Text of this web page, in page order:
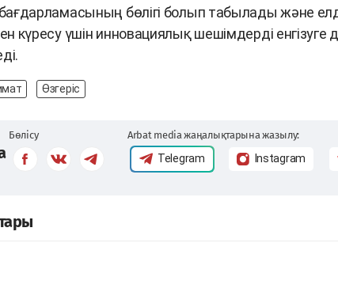
бөлігі болып табылады және
күресу үшін инновациялық шешімдерді енгізуге
Өзгеріс
Бөлісу Arbat media жаңалықтарына жазылу:
Telegram Instagram